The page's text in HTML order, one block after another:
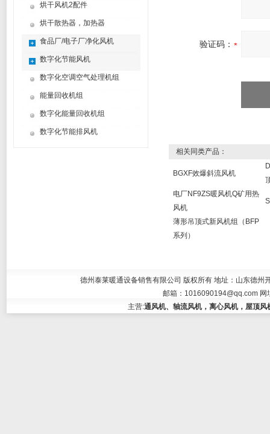
烘干风机2配件
烘干散热器，加热器
食品厂/电子厂净化风机
数字化节能风机
数字化空调空气处理机组
能量回收机组
数字化能量回收机组
数字化节能排风机
验证码：
相关同类产品：
BGXF效爆斜流风机
电厂NF9ZS暖风机Q矿用热
风机
薄形吊顶式新风机组（BFP
系列）
德州泰莱暖通设备销售有限公司 版权所有 地址：山东德
邮箱： 1016090194@qq.com网
主营:通风机、轴流风机，离心风机，屋顶